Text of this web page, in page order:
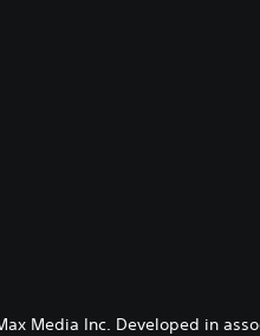
Media Inc. Developed in